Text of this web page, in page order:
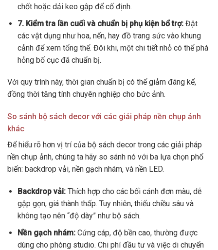
chốt hoặc dải keo gập để cố định.
7. Kiểm tra lần cuối và chuẩn bị phụ kiện bổ trợ:Đặt
các vật dụng như hoa, nến, hay đồ trang sức vào khung
cảnh để xem tổng thể. Đôi khi, một chi tiết nhỏ có thể phá
hỏng bố cục đã chuẩn bị.
Với quy trình này, thời gian chuẩn bị có thể giảm đáng kể,
đồng thời tăng tính chuyên nghiệp cho bức ảnh.
So sánh bộ sách decor với các giải pháp nền chụp ảnh
khác
Để hiểu rõ hơn vị trí của bộ sách decor trong các giải pháp
nền chụp ảnh, chúng ta hãy so sánh nó với ba lựa chọn phổ
biến: backdrop vải, nền gạch nhám, và nền LED.
Backdrop vải:Thích hợp cho các bối cảnh đơn màu, dễ
gập gọn, giá thành thấp. Tuy nhiên, thiếu chiều sâu và
không tạo nên “độ dày” như bộ sách.
Nền gạch nhám:Cứng cáp, độ bền cao, thường được
dùng cho phòng studio. Chi phí đầu tư và việc di chuyển